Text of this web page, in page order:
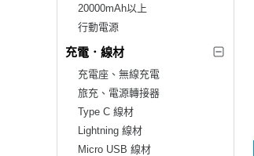
20000mAh以上
行動電源
充電．線材
充電座、無線充電
旅充、電源轉接器
Type C 線材
Lightning 線材
Micro USB 線材